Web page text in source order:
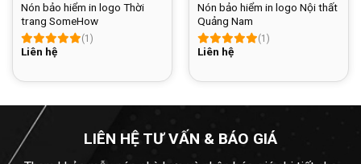
Nón bảo hiểm in logo Thời
trang SomeHow
(1)
Liên hệ
Nón bảo hiểm in logo Nội thất
Quảng Nam
(1)
Liên hệ
LIÊN HỆ TƯ VẤN & BÁO GIÁ